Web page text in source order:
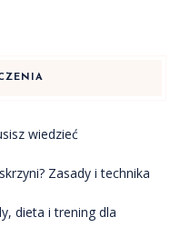
wiedzieć
Zasady i technika
dieta i trening dla